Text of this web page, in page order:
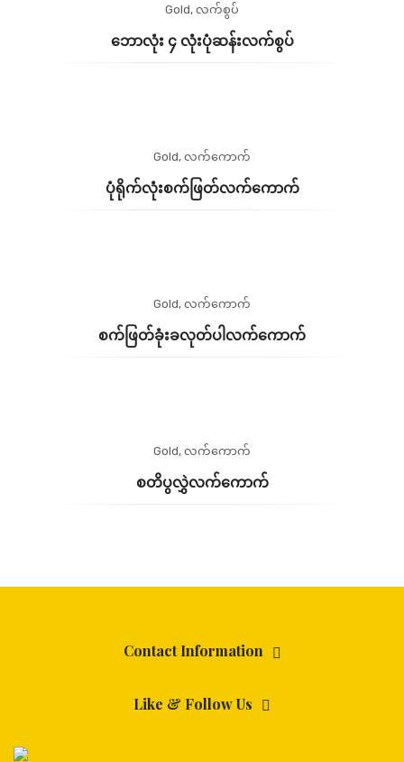
Gold, လက်စွပ်
ဘောလုံး ၄ လုံးပုံဆန်းလက်စွပ်
Gold, လက်ကောက်
ပုံရိုက်လုံးစက်ဖြတ်လက်ကောက်
Gold, လက်ကောက်
စက်ဖြတ်ခုံးခလုတ်ပါလက်ကောက်
Gold, လက်ကောက်
စတိပွလွှဲလက်ကောက်
Contact Information
Like & Follow Us